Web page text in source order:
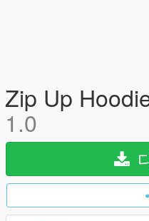
Zip Up
1.0